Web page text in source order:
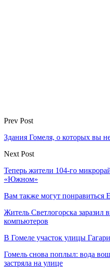
Prev Post
Здания Гомеля, о которых вы
Next Post
Теперь жители 104-го
«Южном»
Вам также могут понравиться
Житель Светлогорска заразил
компьютеров
В Гомеле участок улицы
Гомель снова поплыл: вода
застряла на улице